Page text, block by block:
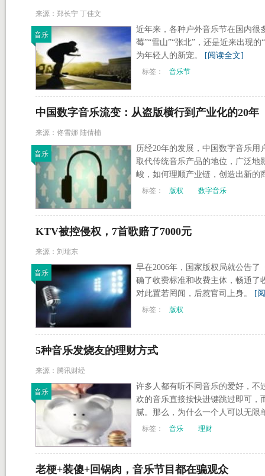
来源：郑长宁 丁佳文
音乐
近年来，各种户外音乐节在国内很
莓”“雪山”“张北”，还是近来出现
为年轻人的新宠。
[阅读全文]
标签： 音乐节
中国数字音乐流变：从盗版横行到产业化的20年
来源：佟雪娜 陆倩楠
音乐
历经20年的发展，中国数字音乐
取代传统音乐产品的地位，广泛地
峻，如何理顺产业链，创造出新
标签： 版权 数字音乐
KTV被控侵权，7首歌赔了7000元
来源：刘瑞东
音乐
早在2006年，国家版权局就公告
确了收费标准和收费主体，畅通
对此置若罔闻，后惹官司上身。
[
标签： 版权
5种音乐发烧友的理财方式
来源：腾讯财经
音乐
许多人都有听不同音乐的爱好，不
欢的音乐直接按快进键跳过即可，
腻。那么，为什么一个人可以无
标签： 音乐 理财
老梗+装傻+回锅肉，音乐节目都在骗观众